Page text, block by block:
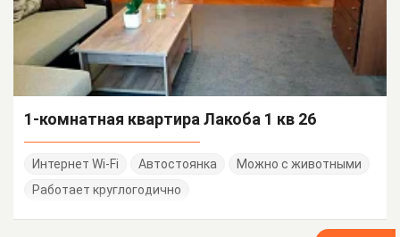
1-комнатная квартира Лакоба 1 кв 26
Интернет Wi-Fi Автостоянка
Можно с животными
Работает круглогодично